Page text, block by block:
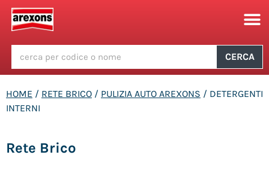
CERCA
HOME / RETE BRICO / PULIZIA AUTO AREXONS / DETERGENTI
INTERNI
Rete Brico